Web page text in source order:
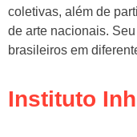
coletivas, além de
de arte nacionais.
brasileiros em
Instituto